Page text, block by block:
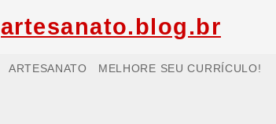
artesanato.blog.br
ARTESANATO MELHORE SEU CURRÍCULO!